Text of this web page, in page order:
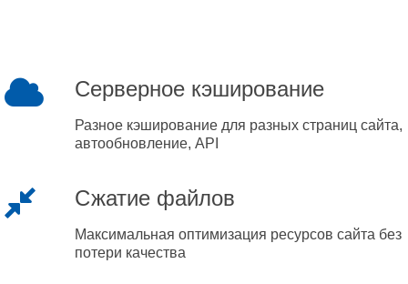
Серверное кэширование
Разное кэширование для разных страниц сайта,
автообновление, API
Сжатие файлов
Максимальная оптимизация ресурсов сайта без
потери качества